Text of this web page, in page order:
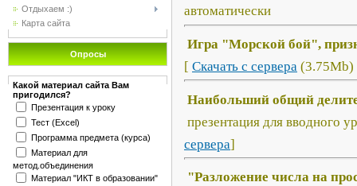
Отдыхаем :)
Карта сайта
Опросы
Какой материал сайта Вам
пригодился?
Презентация к уроку
Тест (Excel)
Программа предмета (курса)
Материал для
метод.объединения
Материал "ИКТ в образовании"
автоматически
Игра "Морской бой",
[ Скачать с сервера (3.75Mb)
Наибольший общий
презентация для вводного
сервера]
"Разложение числа на